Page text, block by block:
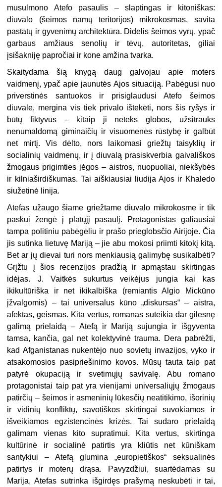
musulmono Atefo pasaulis – slaptingas ir kitoniškas:
diuvalo (šeimos namų teritorijos) mikrokosmas, savita
pastatų ir gyvenimų architektūra. Didelis šeimos vyrų, ypač
garbaus amžiaus senolių ir tėvų, autoritetas, giliai
įsišakniję papročiai ir kone amžina tvarka.
Skaitydama šią knygą daug galvojau apie moters
vaidmenį, ypač apie jaunutės Ajos situaciją. Pabėgusi nuo
priverstinės santuokos ir prisiglaudusi Atefo šeimos
diuvale, mergina vis tiek privalo ištekėti, nors šis ryšys ir
būtų fiktyvus – kitaip ji neteks globos, užsitrauks
nenumaldomą giminaičių ir visuomenės rūstybę ir galbūt
net mirtį. Vis dėlto, nors laikomasi griežtų taisyklių ir
socialinių vaidmenų, ir į diuvalą prasiskverbia gaivališkos
žmogaus prigimties jėgos – aistros, nuopuoliai, niekšybės
ir kilniaširdiškumas. Tai aiškiausiai liudija Ajos ir Khaledo
siužetinė linija.
Atefas užaugo šiame griežtame diuvalo mikrokosme ir tik
paskui žengė į platųjį pasaulį. Protagonistas galiausiai
tampa politiniu pabėgėliu ir prašo prieglobsčio Airijoje. Čia
jis sutinka lietuvę Mariją – jie abu mokosi priimti kitokį kitą.
Bet ar jų dievai turi nors menkiausią galimybę susikalbėti?
Grįžtu į šios recenzijos pradžią ir apmąstau skirtingas
idėjas. J. Vaitkės sukurtus veikėjus jungia kai kas
ikikultūriška ir net ikikalbiška (remiantis Algio Mickūno
įžvalgomis) – tai universalus kūno „diskursas“ – aistra,
afektas, geismas. Kita vertus, romanas suteikia dar gilesnę
galimą prielaidą – Atefą ir Mariją sujungia ir išgyventa
tamsa, kančia, gal net kolektyvinė trauma. Dera pabrėžti,
kad Afganistanas nukentėjo nuo sovietų invazijos, vyko ir
atsakomosios pasipriešinimo kovos. Mūsų tauta taip pat
patyrė okupaciją ir svetimųjų savivalę. Abu romano
protagonistai taip pat yra vienijami universaliųjų žmogaus
patirčių – šeimos ir asmeninių lūkesčių neatitikimo, išorinių
ir vidinių konfliktų, savotiškos skirtingai suvokiamos ir
išveikiamos egzistencinės krizės. Tai sudaro prielaidą
galimam vienas kito supratimui. Kita vertus, skirtinga
kultūrinė ir socialinė patirtis yra kliūtis net kūniškam
santykiui – Atefą glumina „europietiškos“ seksualinės
patirtys ir moterų drąsa. Pavyzdžiui, suartėdamas su
Marija, Atefas sutrinka išgirdęs prašymą neskubėti ir tai,